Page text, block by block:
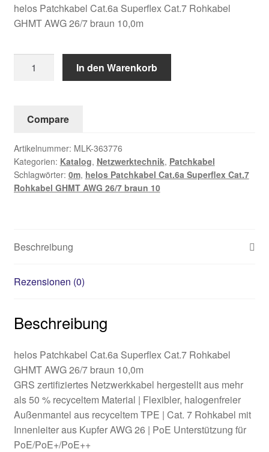
helos Patchkabel Cat.6a Superflex Cat.7 Rohkabel
GHMT AWG 26/7 braun 10,0m
Patchkabel
Cat.7
GHMT
AWG
26/7
braun
In den Warenkorb
Compare
Artikelnummer: MLK-363776
Kategorien: Katalog, Netzwerktechnik, Patchkabel
Schlagwörter: 0m, helos Patchkabel Cat.6a Superflex Cat.7
Rohkabel GHMT AWG 26/7 braun 10
Beschreibung
Rezensionen (0)
Beschreibung
helos Patchkabel Cat.6a Superflex Cat.7 Rohkabel
GHMT AWG 26/7 braun 10,0m
GRS zertifiziertes Netzwerkkabel hergestellt aus mehr
als 50 % recyceltem Material | Flexibler, halogenfreier
Außenmantel aus recyceltem TPE | Cat. 7 Rohkabel mit
Innenleiter aus Kupfer AWG 26 | PoE Unterstützung für
PoE/PoE+/PoE++